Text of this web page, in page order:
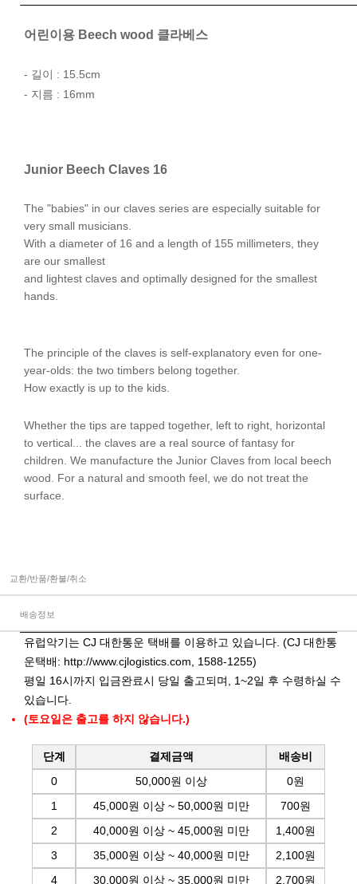
어린이용 Beech wood 클라베스
- 길이 : 15.5cm
- 지름 : 16mm
Junior Beech Claves 16
The "babies" in our claves series are especially suitable for
very small musicians.
With a diameter of 16 and a length of 155 millimeters, they
are our smallest
and lightest claves and optimally designed for the smallest
hands.
The principle of the claves is self-explanatory even for one-
year-olds: the two timbers belong together.
How exactly is up to the kids.
Whether the tips are tapped together, left to right, horizontal
to vertical... the claves are a real source of fantasy for
children. We manufacture the Junior Claves from local beech
wood. For a natural and smooth feel, we do not treat the
surface.
교환/반품/환불/취소
배송정보
유럽악기는 CJ 대한통운 택배를 이용하고 있습니다. (CJ 대한통
운택배: http://www.cjlogistics.com , 1588-1255)
평일 16시까지 입금완료시 당일 출고되며, 1~2일 후 수령하실 수
있습니다.
(토요일은 출고를 하지 않습니다.)
단계 결제금액
배송비
0
50,000원 이상
0원
1
45,000원 이상 ~ 50,000원 미만
700원
2
40,000원 이상 ~ 45,000원 미만
1,400원
3
35,000원 이상 ~ 40,000원 미만
2,100원
4
30,000원 이상 ~ 35,000원 미만
2,700원